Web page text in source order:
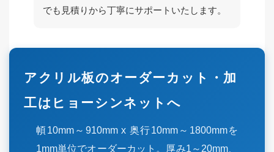
でも見積りから丁寧にサポートいたします。
アクリル板のオーダーカット・加
工はヒョーシンネットへ
幁10mm～910mm x 奥行10mm～1800mmを
1mm単位でオーダーカット。厚み1～20mm、